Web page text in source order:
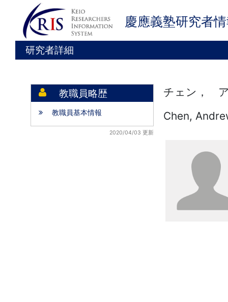
慶應義塾研究者
研究者詳細
教職員略歴
教職員基本情報
2020/04/03 更新
チェン，
Chen,